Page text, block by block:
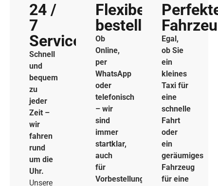
24 /
7
Service
Schnell
und
bequem
zu
jeder
Zeit –
wir
fahren
rund
um die
Uhr.
Unsere
Flexibel
bestellen
Ob
Online,
per
WhatsApp
oder
telefonisch
– wir
sind
immer
startklar,
auch
für
Vorbestellungen.
Egal,
ob Sie
ein
kleines
Taxi für
eine
schnelle
Fahrt
oder
ein
geräumiges
Fahrzeug
für eine